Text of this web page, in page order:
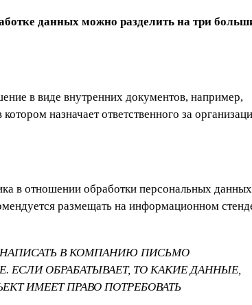
данных можно разделить на три
в виде внутренних документов, например,
назначает ответственного за
в отношении обработки персональных
размещать на информационном
В КОМПАНИЮ ПИСЬМО
ЕСЛИ ОБРАБАТЫВАЕТ, ТО КАКИЕ ДАННЫЕ,
ИМЕЕТ ПРАВО ПОТРЕБОВАТЬ